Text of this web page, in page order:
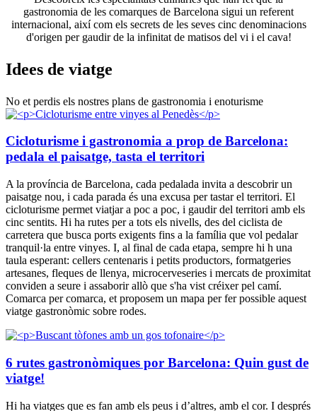
gastronomia de les comarques de Barcelona sigui un referent
internacional, així com els secrets de les seves cinc denominacions
d'origen per gaudir de la infinitat de matisos del vi i el cava!
Idees de viatge
No et perdis els nostres plans de gastronomia i enoturisme
Cicloturisme i gastronomia a prop de Barcelona:
pedala el paisatge, tasta el territori
A la província de Barcelona, cada pedalada invita a descobrir un
paisatge nou, i cada parada és una excusa per tastar el territori. El
cicloturisme permet viatjar a poc a poc, i gaudir del territori amb els
cinc sentits. Hi ha rutes per a tots els nivells, des del ciclista de
carretera que busca ports exigents fins a la família que vol pedalar
tranquil·la entre vinyes. I, al final de cada etapa, sempre hi h una
taula esperant: cellers centenaris i petits productors, formatgeries
artesanes, fleques de llenya, microcerveseries i mercats de proximitat
conviden a seure i assaborir allò que s'ha vist créixer pel camí.
Comarca per comarca, et proposem un mapa per fer possible aquest
viatge gastronòmic sobre rodes.
6 rutes gastronòmiques por Barcelona: Quin gust de
viatge!
Hi ha viatges que es fan amb els peus i d’altres, amb el cor. I després